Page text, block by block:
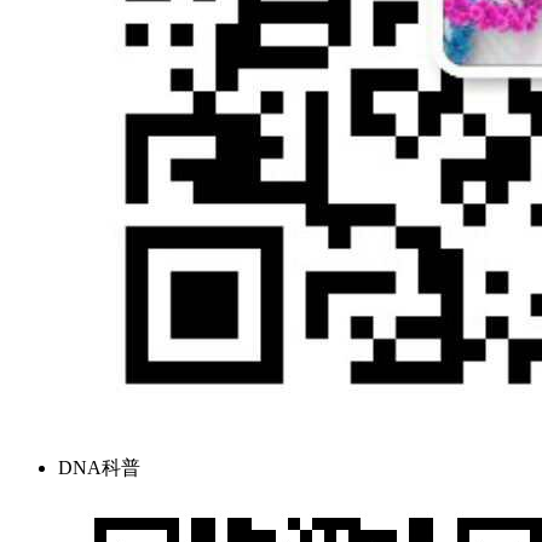
DNA科普